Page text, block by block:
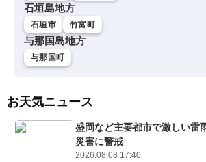
石垣島地方
石垣市 竹富町
与那国島地方
与那国町
お天気ニュース
盛岡など主要都市で激しい
災害に警戒
2026.08.08 17:40